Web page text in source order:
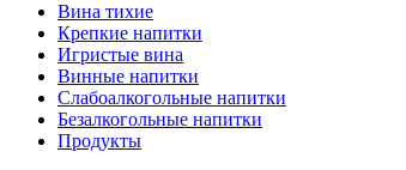
Вина тихие
Крепкие напитки
Игристые вина
Винные напитки
Слабоалкогольные напитки
Безалкогольные напитки
Продукты